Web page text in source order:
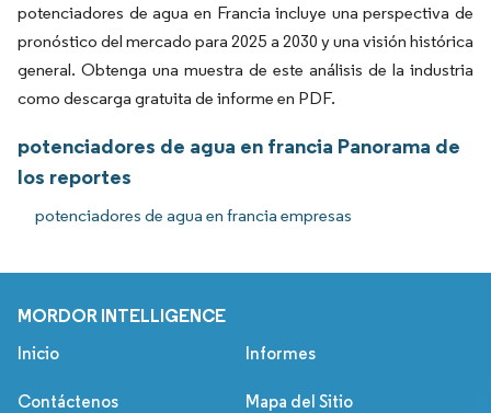
potenciadores de agua en Francia incluye una perspectiva de
pronóstico del mercado para 2025 a 2030 y una visión histórica
general. Obtenga una muestra de este análisis de la industria
como descarga gratuita de informe en PDF.
potenciadores de agua en francia Panorama de
los reportes
potenciadores de agua en francia empresas
MORDOR INTELLIGENCE
Inicio Informes
Contáctenos Mapa del Sitio